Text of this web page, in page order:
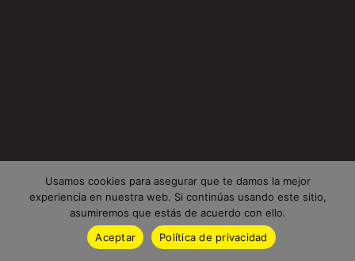
Usamos cookies para asegurar que te damos la mejor
experiencia en nuestra web. Si continúas usando este sitio,
asumiremos que estás de acuerdo con ello.
Aceptar
Política de privacidad